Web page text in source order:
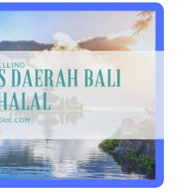
a
t
s
A
p
p
e
g
r
a
m